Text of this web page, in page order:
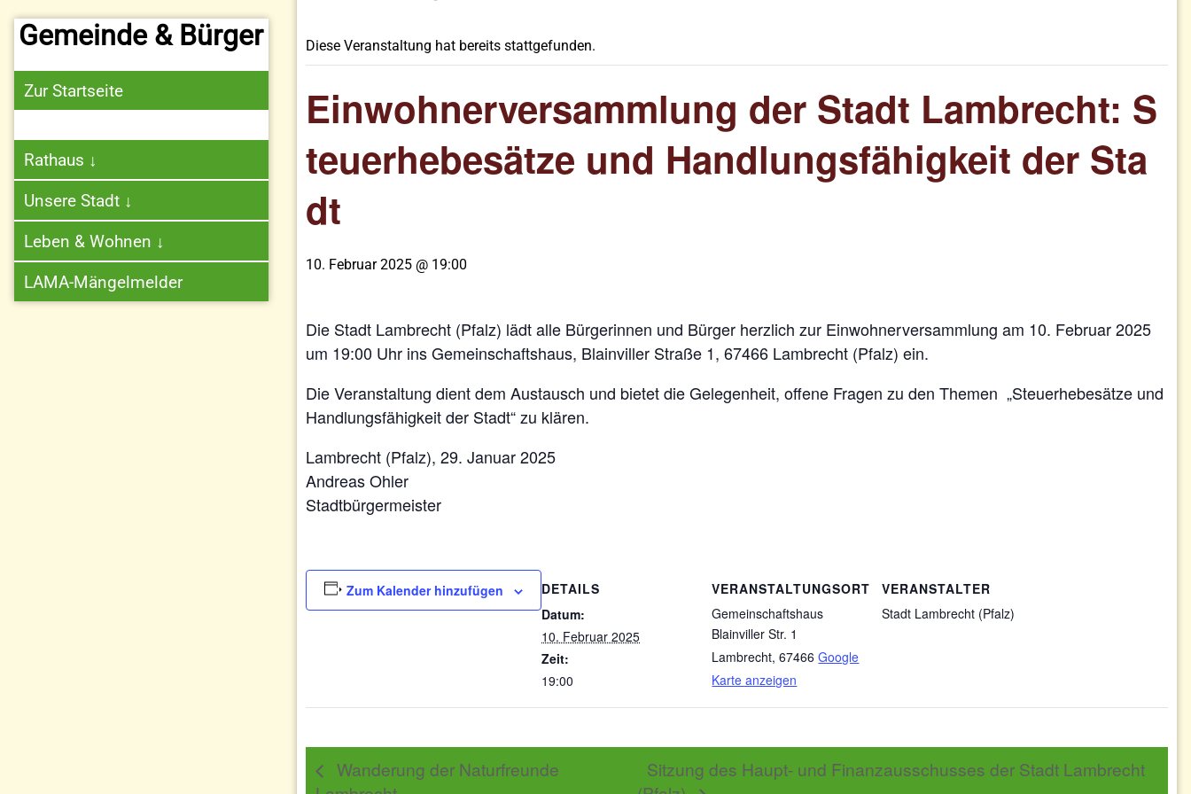
Gemeinde & Bürger
Zur Startseite
Rathaus ↓
Unsere Stadt ↓
Leben & Wohnen ↓
LAMA-Mängelmelder
Diese Veranstaltung hat bereits stattgefunden.
Einwohnerversammlung der Stadt Lambrecht: S
teuerhebesätze und Handlungsfähigkeit der Sta
dt
10. Februar 2025 @ 19:00
Die Stadt Lambrecht (Pfalz) lädt alle Bürgerinnen und Bürger herzlich zur Einwohnerversammlung am 10. Februar 2025
um 19:00 Uhr ins Gemeinschaftshaus, Blainviller Straße 1, 67466 Lambrecht (Pfalz) ein.
Die Veranstaltung dient dem Austausch und bietet die Gelegenheit, offene Fragen zu den Themen „Steuerhebesätze und
Handlungsfähigkeit der Stadt“ zu klären.
Lambrecht (Pfalz), 29. Januar 2025
Andreas Ohler
Stadtbürgermeister
Zum Kalender hinzufügen
DETAILS
Datum:
10. Februar 2025
Zeit:
19:00
VERANSTALTUNGSORT
Gemeinschaftshaus
Blainviller Str. 1
Lambrecht, 67466 Google
Karte anzeigen
VERANSTALTER
Stadt Lambrecht (Pfalz)
Wanderung der Naturfreunde
Sitzung des Haupt- und Finanzausschusses der Stadt Lambrecht